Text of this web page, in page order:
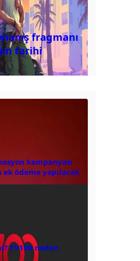
fragmanı
tarihi
kampanyası
ek ödeme yapılacak
TV100 neden